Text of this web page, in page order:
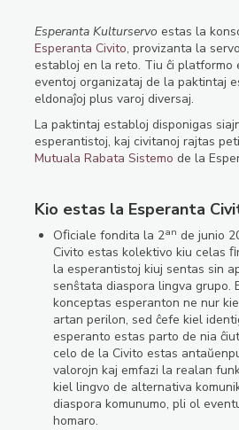
Esperanta Kulturservo estas la
Esperanta Civito, provizanta la
establoj en la reto. Tiu ĉi platformo
eventoj organizataj de la paktintaj
eldonaĵoj plus varoj diversaj.
La paktintaj establoj disponigas
esperantistoj, kaj civitanoj rajtas
Mutuala Rabata Sistemo de la
Kio estas la Esperanta
Oﬁciale fondita la 2an de junio
Civito estas kolektivo kiu celas
la esperantistoj kiuj sentas sin
senŝtata diaspora lingva grupo.
konceptas esperanton ne nur
artan perilon, sed ĉefe kiel
esperanto estas parto de nia
celo de la Civito estas
valorojn kaj emfazi la realan
kiel lingvo de alternativa
diaspora komunumo, pli ol
homaro.